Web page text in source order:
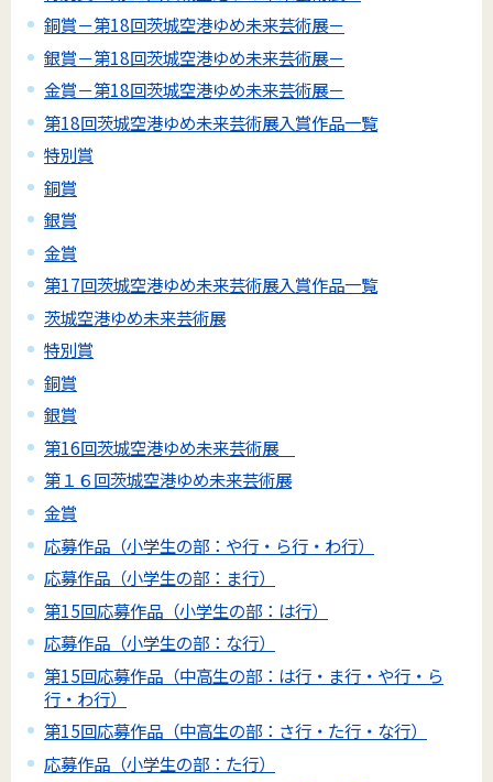
銅賞－第18回茨城空港ゆめ未来芸術展－
銀賞－第18回茨城空港ゆめ未来芸術展－
金賞－第18回茨城空港ゆめ未来芸術展－
第18回茨城空港ゆめ未来芸術展入賞作品一覧
特別賞
銅賞
銀賞
金賞
第17回茨城空港ゆめ未来芸術展入賞作品一覧
茨城空港ゆめ未来芸術展
特別賞
銅賞
銀賞
第16回茨城空港ゆめ未来芸術展
第１６回茨城空港ゆめ未来芸術展
金賞
応募作品（小学生の部：や行・ら行・わ行）
応募作品（小学生の部：ま行）
第15回応募作品（小学生の部：は行）
応募作品（小学生の部：な行）
第15回応募作品（中高生の部：は行・ま行・や行・ら
行・わ行）
第15回応募作品（中高生の部：さ行・た行・な行）
応募作品（小学生の部：た行）